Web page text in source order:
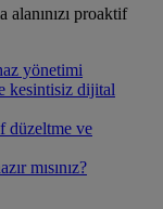
proaktif
yönetimi
kesintisiz dijital
düzeltme ve
mısınız?